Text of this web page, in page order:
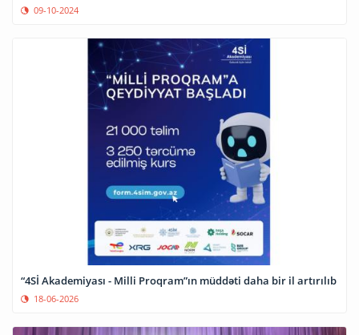
09-10-2024
“4Sİ Akademiyası - Milli Proqram”ın müddəti daha bir il artırılıb
18-06-2026